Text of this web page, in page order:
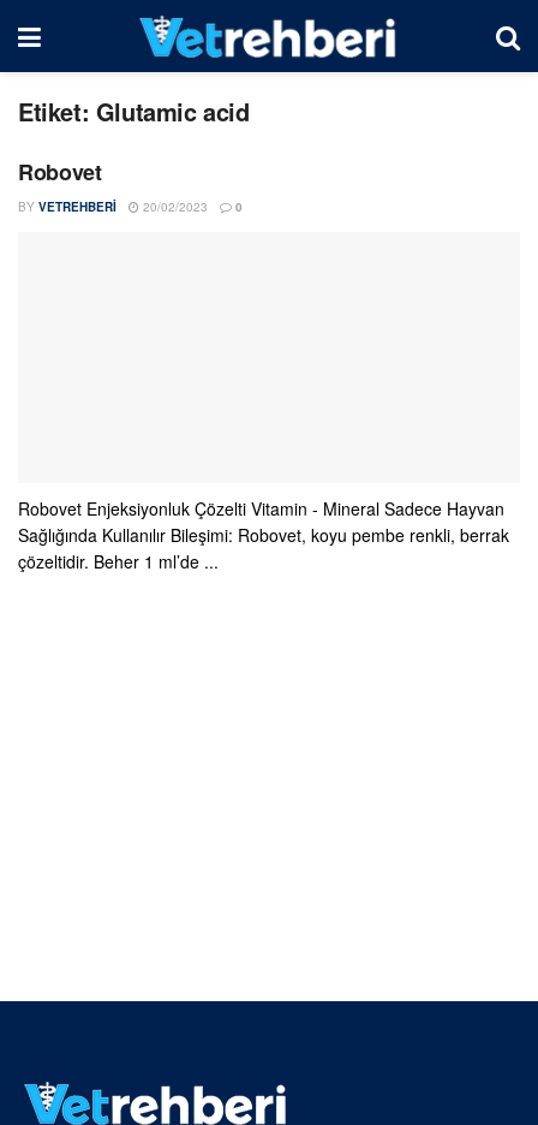
Etiket: Glutamic acid
Robovet
BY VETREHBERI 20/02/2023 0
Robovet Enjeksiyonluk Çözelti Vitamin - Mineral Sadece Hayvan
Sağlığında Kullanılır Bileşimi: Robovet, koyu pembe renkli, berrak
çözeltidir. Beher 1 ml’de ...